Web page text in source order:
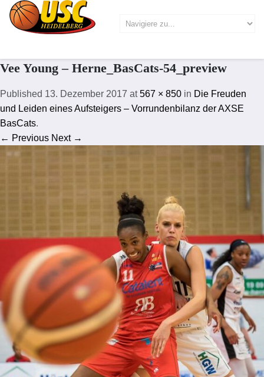
Vee Young – Herne_BasCats-54_preview
Published 13. Dezember 2017 at567 × 850 in Die Freuden
und Leiden eines Aufsteigers – Vorrundenbilanz der AXSE
BasCats.
← Previous Next →